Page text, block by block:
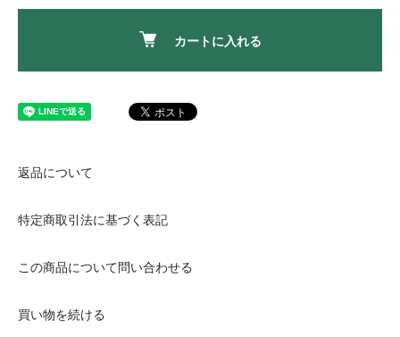
カートに入れる
返品について
特定商取引法に基づく表記
この商品について問い合わせる
買い物を続ける